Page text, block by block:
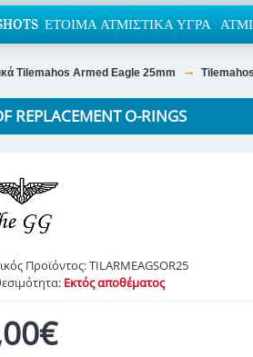
ΈΤΟΙΜΑ ΑΤΜΙΣΤΙΚΆ ΥΓΡΆ
Tilemahos Armed Eagle 25mm
REPLACEMENT O-RINGS
Προϊόντος:TILARMEAGSOR25
Εκτός αποθέματος